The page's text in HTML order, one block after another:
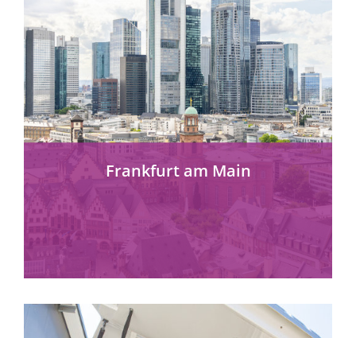
Frankfurt am Main